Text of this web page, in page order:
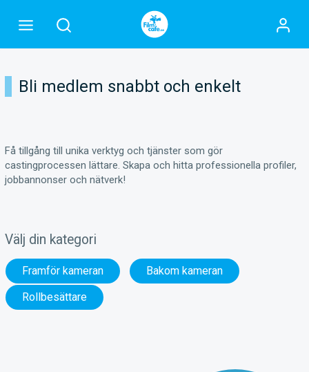
Bli medlem snabbt och enkelt
Få tillgång till unika verktyg och tjänster som gör
castingprocessen lättare. Skapa och hitta professionella profiler,
jobbannonser och nätverk!
Välj din kategori
Framför kameran
Bakom kameran
Rollbesättare